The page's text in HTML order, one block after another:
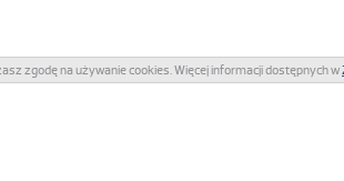
zgodę na używanie cookies. Więcej informacji dostępnych w